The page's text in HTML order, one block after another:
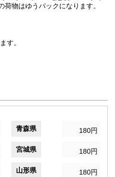
物はゆうパックになります。
す。
青森県 180円
宮城県 180円
山形県 180円